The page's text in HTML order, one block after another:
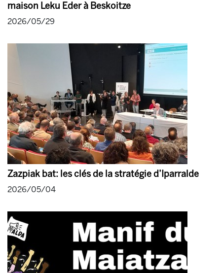
maison Leku Eder à Beskoitze
2026/05/29
Zazpiak bat: les clés de la stratégie d’Iparralde
2026/05/04